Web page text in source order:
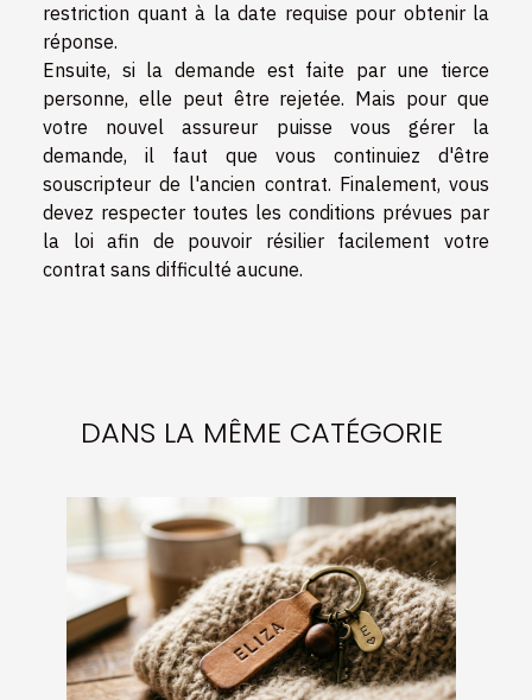
restriction quant à la date requise pour obtenir la
réponse.
Ensuite, si la demande est faite par une tierce
personne, elle peut être rejetée. Mais pour que
votre nouvel assureur puisse vous gérer la
demande, il faut que vous continuiez d'être
souscripteur de l'ancien contrat. Finalement, vous
devez respecter toutes les conditions prévues par
la loi afin de pouvoir résilier facilement votre
contrat sans difficulté aucune.
DANS LA MÊME CATÉGORIE